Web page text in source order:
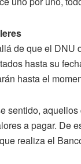
de que el DNU
hasta su
hasta el
sentido,
a pagar. De
realiza el